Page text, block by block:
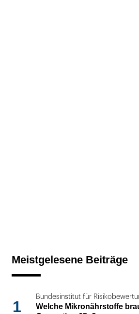
Meistgelesene Beiträge
1
Bundesinstitut für
Welche Mikronährstoffe